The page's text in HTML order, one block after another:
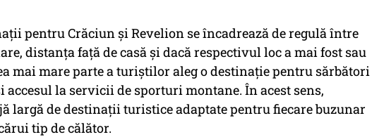
pentru Crăciun și Revelion se încadrează de regulă între
distanța față de casă și dacă respectivul loc a mai fost sau
mai mare parte a turiștilor aleg o destinație pentru sărbători
accesul la servicii de sporturi montane. În acest sens,
largă de destinații turistice adaptate pentru fiecare buzunar
tip de călător.